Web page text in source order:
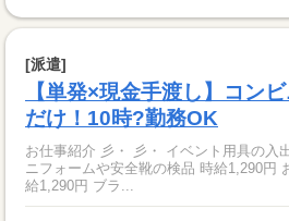
[派遣]
【単発×現金手渡し】コン
だけ！10時?勤務OK
お仕事紹介 彡・ 彡・ イベント用具の入
ニフォームや安全靴の検品 時給1,290円
給1,290円 ブラ...